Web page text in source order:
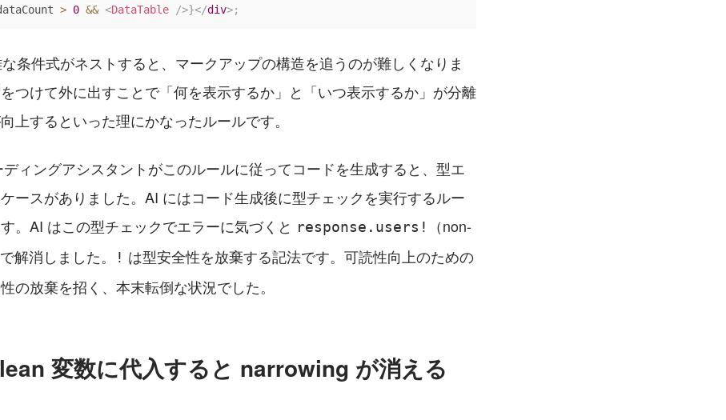
> 0 && <DataTable />}</div>;
条件式がネストすると、マークアップの構造を追うのが難しくなりま
つけて外に出すことで「何を表示するか」と「いつ表示するか」が分離
上するといった理にかなったルールです。
ディングアシスタントがこのルールに従ってコードを生成すると、型エ
ースがありました。AI にはコード生成後に型チェックを実行するルー
。AI はこの型チェックでエラーに気づくと response.users!
（non-
解消しました。
! は型安全性を放棄する記法です。可読性向上のための
の放棄を招く、本末転倒な状況でした。
変数に代入すると narrowing が消える